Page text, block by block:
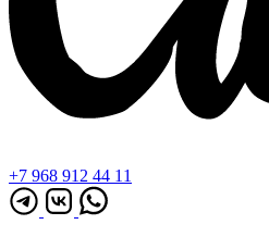
+7 968 912 44 11